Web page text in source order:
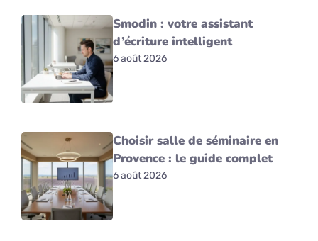
Smodin : votre assistant
d’écriture intelligent
6 août 2026
Choisir salle de séminaire en
Provence : le guide complet
6 août 2026